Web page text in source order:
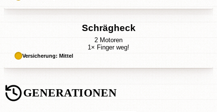
Schrägheck
2 Motoren
1× Finger weg!
Versicherung: Mittel
GENERATIONEN